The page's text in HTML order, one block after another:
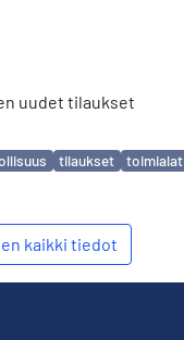
uudet tilaukset
tilaukset toimialat
kaikki tiedot